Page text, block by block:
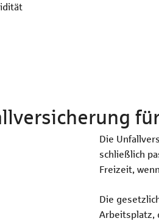
Die
schließlich
Freizeit,
Die
Arbeitsplatz,